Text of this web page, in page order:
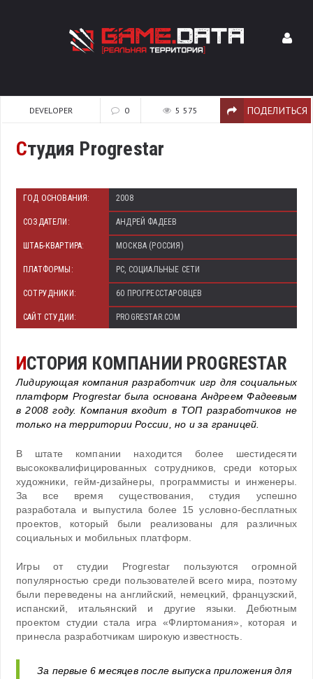
DEVELOPER 0 5 575 ПОДЕЛИТЬСЯ
Студия Progrestar
ГОД ОСНОВАНИЯ: 2008
СОЗДАТЕЛИ: АНДРЕЙ ФАДЕЕВ
ШТАБ-КВАРТИРА: МОСКВА (РОССИЯ)
ПЛАТФОРМЫ: PC, СОЦИАЛЬНЫЕ СЕТИ
СОТРУДНИКИ: 60 ПРОГРЕССТАРОВЦЕВ
САЙТ СТУДИИ: PROGRESTAR.COM
ИСТОРИЯ КОМПАНИИ PROGRESTAR
Лидирующая компания разработчик игр для социальных
платформ Progrestar была основана Андреем Фадеевым
в 2008 году. Компания входит в ТОП разработчиков не
только на территории России, но и за границей.
В штате компании находится более шестидесяти
высококвалифицированных сотрудников, среди которых
художники, гейм-дизайнеры, программисты и инженеры.
За все время существования, студия успешно
разработала и выпустила более 15 условно-бесплатных
проектов, который были реализованы для различных
социальных и мобильных платформ.
Игры от студии Progrestar пользуются огромной
популярностью среди пользователей всего мира, поэтому
были переведены на английский, немецкий, французский,
испанский, итальянский и другие языки. Дебютным
проектом студии стала игра «Флиртомания», которая и
принесла разработчикам широкую известность.
За первые 6 месяцев после выпуска приложения для